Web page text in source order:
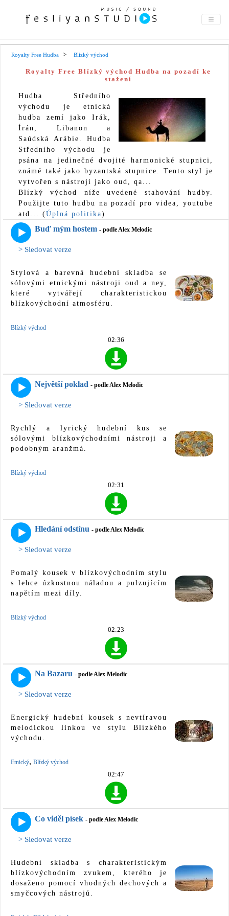
Royalty Free Hudba Blízký východ
Royalty Free Blízký východ Hudba na pozadí ke
stažení
Hudba Středního
východu je etnická
hudba zemí jako Irák,
Írán, Libanon a
Saúdská Arábie. Hudba
Středního východu je
psána na jedinečné dvojité harmonické stupnici,
známé také jako byzantská stupnice. Tento styl je
vytvořen s nástroji jako oud, qa...
Blízký východ níže uvedené stahování hudby.
Použijte tuto hudbu na pozadí pro videa, youtube
atd... (Úplná politika)
Buď mým hostem - podle Alex Melodic
> Sledovat verze
Stylová a barevná hudební skladba se
sólovými etnickými nástroji oud a ney,
které vytvářejí charakteristickou
blízkovýchodní atmosféru.
Blízký východ
02:36
Největší poklad - podle Alex Melodic
> Sledovat verze
Rychlý a lyrický hudební kus se
sólovými blízkovýchodními nástroji a
podobným aranžmá.
Blízký východ
02:31
Hledání odstínu - podle Alex Melodic
> Sledovat verze
Pomalý kousek v blízkovýchodním stylu
s lehce úzkostnou náladou a pulzujícím
napětím mezi díly.
Blízký východ
02:23
Na Bazaru - podle Alex Melodic
> Sledovat verze
Energický hudební kousek s nevtíravou
melodickou linkou ve stylu Blízkého
východu.
Etnický, Blízký východ
02:47
Co viděl písek - podle Alex Melodic
> Sledovat verze
Hudební skladba s charakteristickým
blízkovýchodním zvukem, kterého je
dosaženo pomocí vhodných dechových a
smyčcových nástrojů.